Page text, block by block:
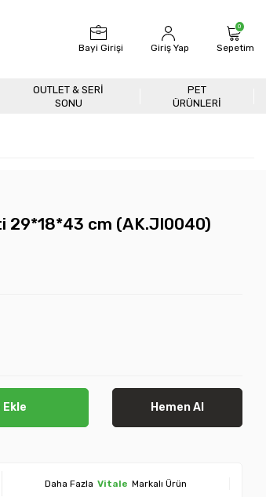
Bayi Girişi Giriş Yap
0
Sepetim
OUTLET & SERI
SONU
PET
ÜRÜNLERİ
29*18*43 cm (AK.JI0040)
Hemen Al
Daha Fazla Vitale Markalı Ürün